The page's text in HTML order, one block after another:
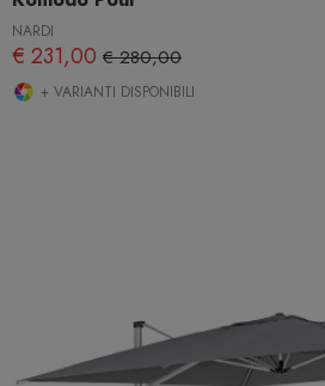
NARDI
€ 231,00 € 280,00
+ VARIANTI DISPONIBILI